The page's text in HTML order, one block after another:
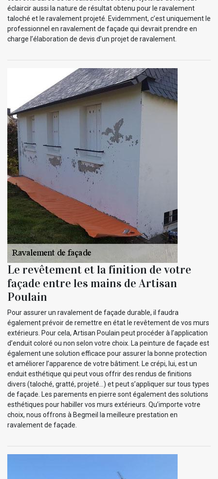
éclaircir aussi la nature de résultat obtenu pour le ravalement
taloché et le ravalement projeté. Evidemment, c’est uniquement le
professionnel en ravalement de façade qui devrait prendre en
charge l’élaboration de devis d’un projet de ravalement.
Le revêtement et la finition de votre
façade entre les mains de Artisan
Poulain
Pour assurer un ravalement de façade durable, il faudra
également prévoir de remettre en état le revêtement de vos murs
extérieurs. Pour cela, Artisan Poulain peut procéder à l’application
d’enduit coloré ou non selon votre choix. La peinture de façade est
également une solution efficace pour assurer la bonne protection
et améliorer l’apparence de votre bâtiment. Le crépi, lui, est un
enduit esthétique qui peut vous offrir des rendus de finitions
divers (taloché, gratté, projeté…) et peut s’appliquer sur tous types
de façade. Les parements en pierre sont également des solutions
esthétiques pour habiller vos murs extérieurs. Qu’importe votre
choix, nous offrons à Begmeil la meilleure prestation en
ravalement de façade.